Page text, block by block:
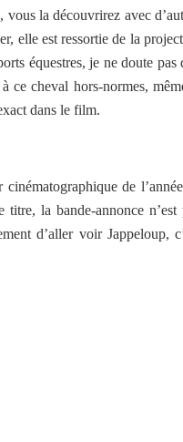
vous la découvrirez avec
elle est ressortie de la
équestres, je ne doute pas
ce cheval hors-normes,
dans le film.
de
la bande-annonce n’est
d’aller voir Jappeloup,